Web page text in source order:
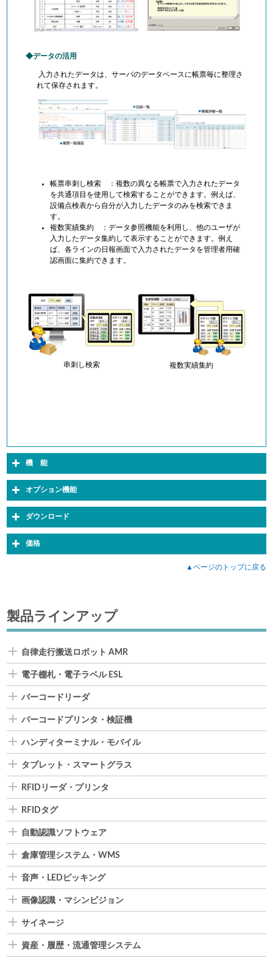
製品ラインアップ
自律走行搬送ロボット AMR
電子棚札・電子ラベル ESL
バーコードリーダ
バーコードプリンタ・検証機
ハンディターミナル・モバイル
タブレット・スマートグラス
RFIDリーダ・プリンタ
RFIDタグ
自動認識ソフトウェア
倉庫管理システム・WMS
音声・LEDピッキング
画像認識・マシンビジョン
サイネージ
資産・履歴・流通管理システム
データの活用
入力されたデータは、サーバのデータベースに帳票毎に整理さ
れて保存されます。
帳票串刺し検索 ：複数の異なる帳票で入力されたデータ
を共通項目を使用して検索することができます。例えば、
設備点検表から自分が入力したデータのみを検索できま
す。
複数実績集約 ：データ参照機能を利用し、他のユーザが
入力したデータ集約して表示することができます。例え
ば、各ラインの日報画面で入力されたデータを管理者用確
認画面に集約できます。
串刺し検索 複数実績集約
機 能
オプション機能
ダウンロード
価格
▲ページのトップに戻る